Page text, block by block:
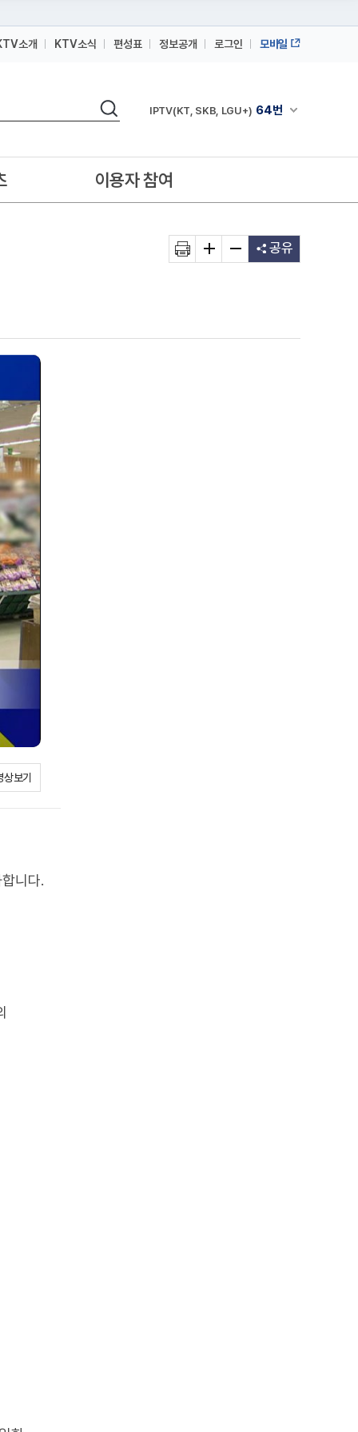
소개 KTV소식 편성표 정보공개 로그인 모바일
검색 채널안내 펼쳐
IPTV(KT, SKB, LGU+) 64번
IPTV(KT, SKB, LGU+)
이용자 참여
공유
보기
니다.